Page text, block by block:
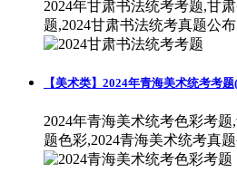
2024年甘肃书法统考考题,甘
题,2024甘肃书法统考真题公布
【美术类】2024年青海美术统考考题
2024年青海美术统考色彩考
题色彩,2024青海美术统考真题